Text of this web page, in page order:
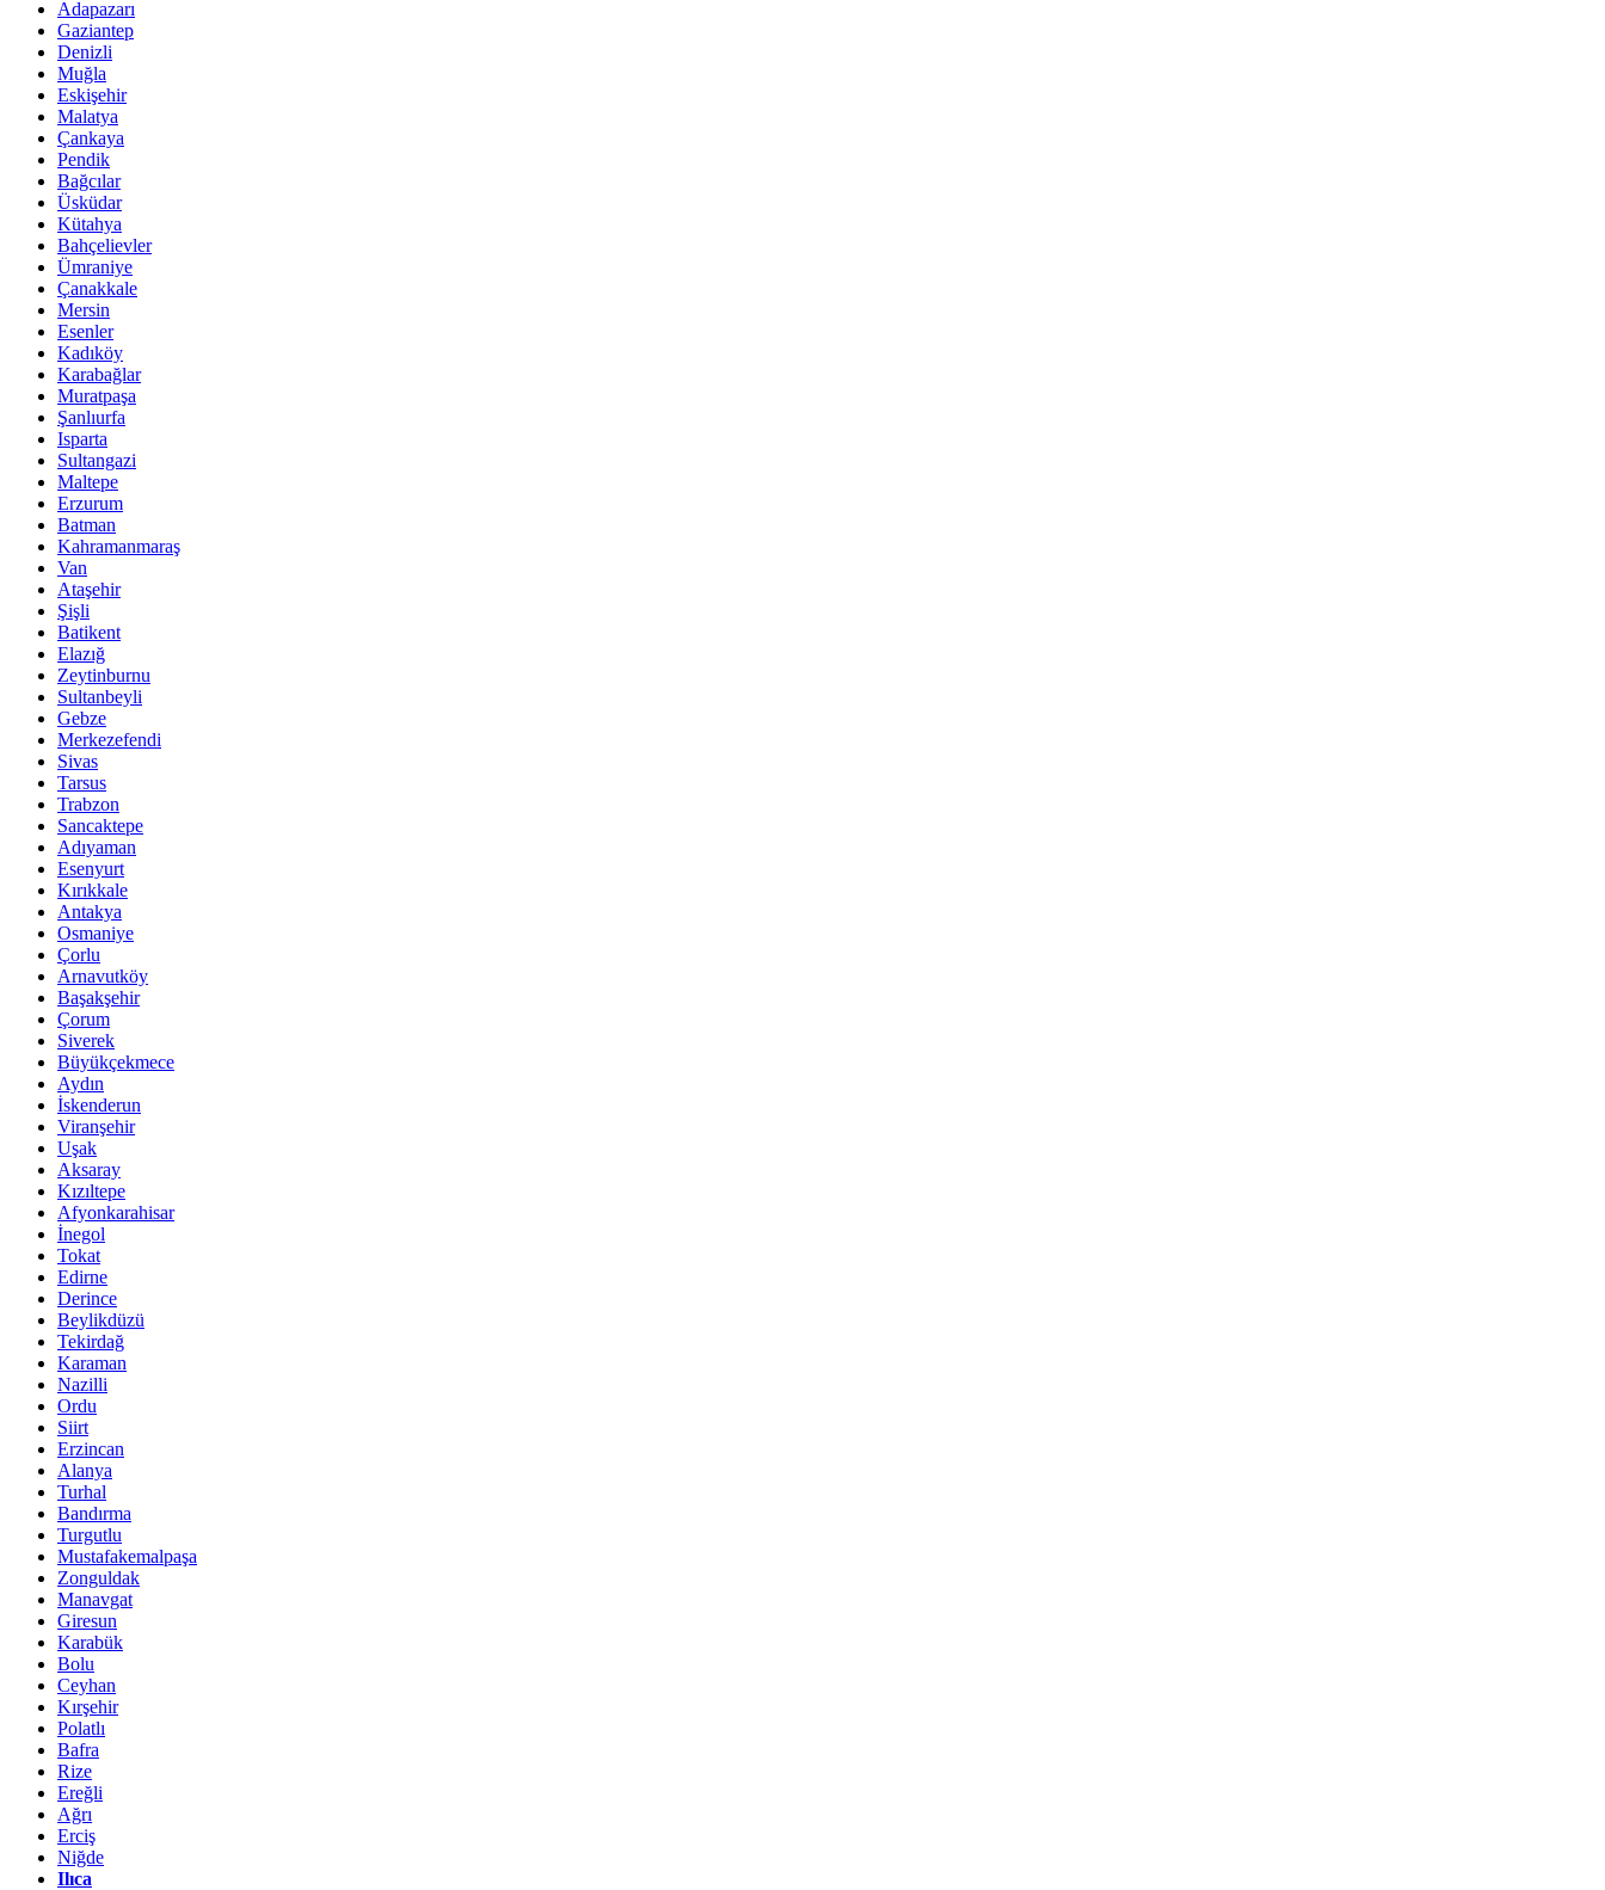
Adapazarı
Gaziantep
Denizli
Muğla
Eskişehir
Malatya
Çankaya
Pendik
Bağcılar
Üsküdar
Kütahya
Bahçelievler
Ümraniye
Çanakkale
Mersin
Esenler
Kadıköy
Karabağlar
Muratpaşa
Şanlıurfa
Isparta
Sultangazi
Maltepe
Erzurum
Batman
Kahramanmaraş
Van
Ataşehir
Şişli
Batikent
Elazığ
Zeytinburnu
Sultanbeyli
Gebze
Merkezefendi
Sivas
Tarsus
Trabzon
Sancaktepe
Adıyaman
Esenyurt
Kırıkkale
Antakya
Osmaniye
Çorlu
Arnavutköy
Başakşehir
Çorum
Siverek
Büyükçekmece
Aydın
İskenderun
Viranşehir
Uşak
Aksaray
Kızıltepe
Afyonkarahisar
İnegol
Tokat
Edirne
Derince
Beylikdüzü
Tekirdağ
Karaman
Nazilli
Ordu
Siirt
Erzincan
Alanya
Turhal
Bandırma
Turgutlu
Mustafakemalpaşa
Zonguldak
Manavgat
Giresun
Karabük
Bolu
Ceyhan
Kırşehir
Polatlı
Bafra
Rize
Ereğli
Ağrı
Erciş
Niğde
Ilıca